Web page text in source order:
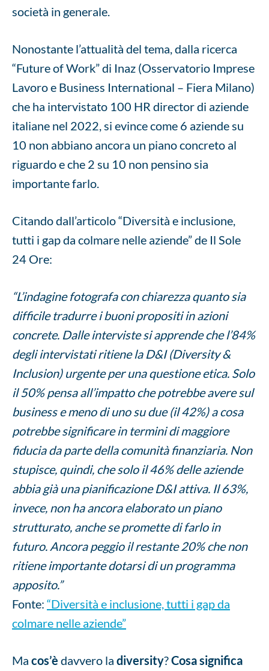
società in generale.
Nonostante l’attualità del tema, dalla ricerca
“Future of Work” di Inaz (Osservatorio Imprese
Lavoro e Business International – Fiera Milano)
che ha intervistato 100 HR director di aziende
italiane nel 2022, si evince come 6 aziende su
10 non abbiano ancora un piano concreto al
riguardo e che 2 su 10 non pensino sia
importante farlo.
Citando dall’articolo “Diversità e inclusione,
tutti i gap da colmare nelle aziende” de Il Sole
24 Ore:
“L’indagine fotografa con chiarezza quanto sia
difficile tradurre i buoni propositi in azioni
concrete. Dalle interviste si apprende che l’84%
degli intervistati ritiene la D&I (Diversity &
Inclusion) urgente per una questione etica. Solo
il 50% pensa all’impatto che potrebbe avere sul
business e meno di uno su due (il 42%) a cosa
potrebbe significare in termini di maggiore
fiducia da parte della comunità finanziaria. Non
stupisce, quindi, che solo il 46% delle aziende
abbia già una pianificazione D&I attiva. Il 63%,
invece, non ha ancora elaborato un piano
strutturato, anche se promette di farlo in
futuro. Ancora peggio il restante 20% che non
ritiene importante dotarsi di un programma
apposito.”
Fonte: “Diversità e inclusione, tutti i gap da
colmare nelle aziende”
Ma cos’è davvero la diversity?Cosa significa